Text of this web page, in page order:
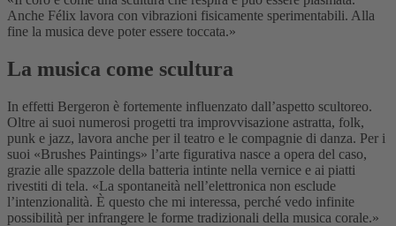
Anche Félix lavora con vibrazioni fisicamente sperimentabili. Alla
fine la musica deve poter essere toccata.»
La musica come scultura
In effetti Bergeron è fortemente influenzato dall’aspetto scultoreo.
Oltre ai suoi numerosi progetti tra improvvisazione astratta, folk,
punk e jazz, lavora anche per il teatro e le compagnie di danza. Per i
suoi «Brushes Paintings» l’arte figurativa nasce a opera del caso,
grazie alle spazzole della batteria intinte nella vernice e ai piatti
rivestiti di tela. «La spontaneità nell’elettronica non esclude
l’intenzionalità. È questo che mi interessa, perché vedo infinite
possibilità per infrangere le forme tradizionali della musica corale.»